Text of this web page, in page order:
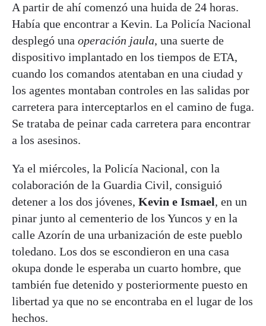
A partir de ahí comenzó una huida de 24 horas.
Había que encontrar a Kevin. La Policía Nacional
desplegó una operación jaula, una suerte de
dispositivo implantado en los tiempos de ETA,
cuando los comandos atentaban en una ciudad y
los agentes montaban controles en las salidas por
carretera para interceptarlos en el camino de fuga.
Se trataba de peinar cada carretera para encontrar
a los asesinos.
Ya el miércoles, la Policía Nacional, con la
colaboración de la Guardia Civil, consiguió
detener a los dos jóvenes, Kevin e Ismael, en un
pinar junto al cementerio de los Yuncos y en la
calle Azorín de una urbanización de este pueblo
toledano. Los dos se escondieron en una casa
okupa donde le esperaba un cuarto hombre, que
también fue detenido y posteriormente puesto en
libertad ya que no se encontraba en el lugar de los
hechos.